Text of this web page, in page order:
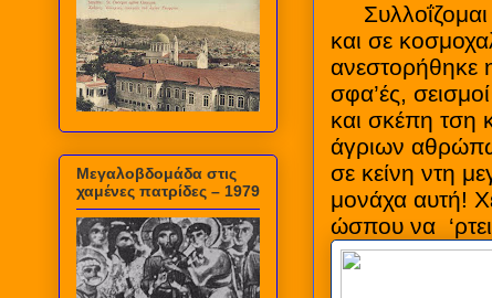
Συλλοΐζομαι
και σε
ανεστορήθηκε
σφα’ές,
και σκέπη τση
άγριων
σε κείνη ντη
μονάχα αυτή!
ώσπου να
Μεγαλοβδομάδα στις
χαμένες πατρίδες – 1979